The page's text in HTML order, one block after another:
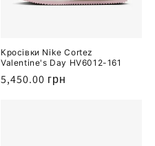
Кросівки Nike Cortez
Valentine's Day HV6012-161
Звичайна
5,450.00 грн